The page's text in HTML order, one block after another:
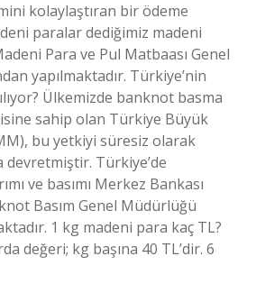
kolaylaştıran bir ödeme
paralar dediğimiz madeni
Para ve Pul Matbaası Genel
yapılmaktadır. Türkiye’nin
Ülkemizde banknot basma
sahip olan Türkiye Büyük
bu yetkiyi süresiz olarak
devretmiştir. Türkiye’de
ve basımı Merkez Bankası
Basım Genel Müdürlüğü
1 kg madeni para kaç TL?
değeri; kg başına 40 TL’dir. 6